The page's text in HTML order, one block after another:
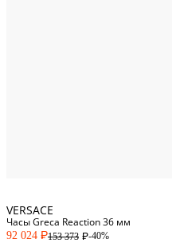
VERSACE
Часы Greca Reaction 36 мм
92 024 P153 373 P-40%